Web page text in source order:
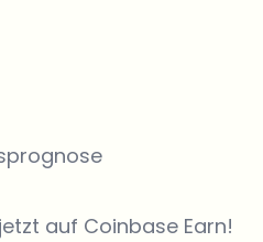
auf Coinbase Earn!